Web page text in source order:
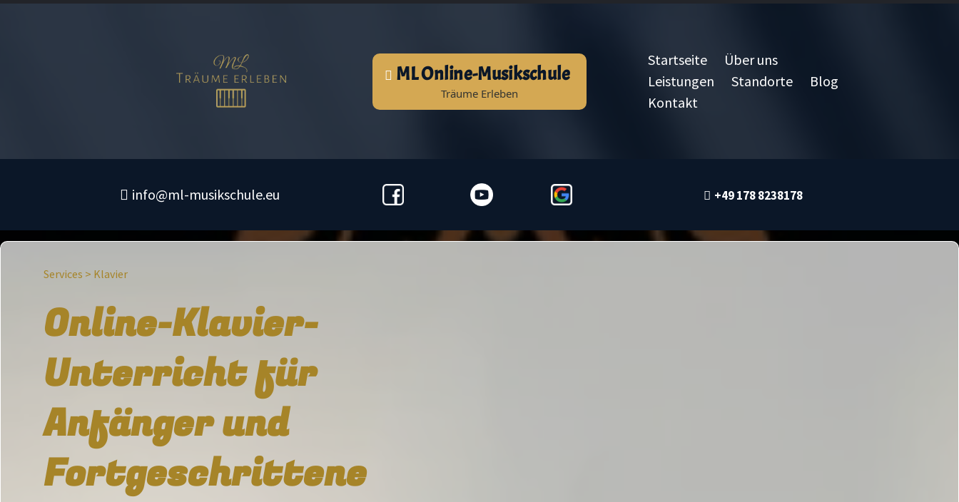
ML Online-Musikschule
Träume Erleben
Startseite
Über uns
Leistungen
Standorte
Blog
Kontakt
info@ml-musikschule.eu +49 178 8238178
Services > Klavier
Online-Klavier-
Unterricht für
Anfänger und
Fortgeschrittene